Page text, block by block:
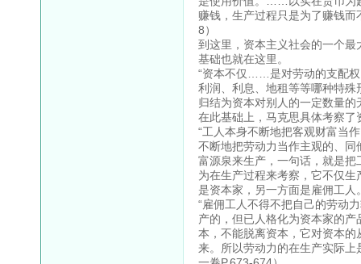
赚钱，生产过程只是为了赚钱
8）
到这里，资本主义社会的一个
基础也就在这里。
“资本不仅……是对劳动的支配权
利润、利息、地租等等哪种特
归结为资本对别人的一定数量的
在此基础上，马克思具体考察
“工人本身不断地把客观财富当
不断地把劳动力当作主观的、
富源泉来生产，一句话，就是
为在生产过程来考察，它不仅
是资本家，另一方面是雇佣工人
“雇佣工人不得不把自己的劳动
产的，但已人格化为资本家的
本，不能脱离资本，它对资本
来。所以劳动力的在生产实际